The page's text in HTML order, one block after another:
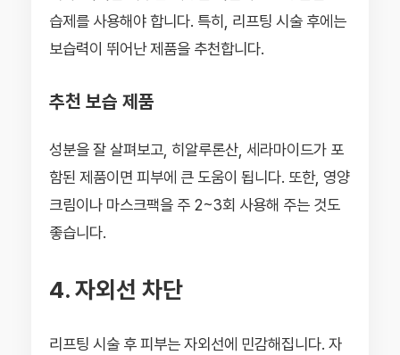
습제를 사용해야 합니다. 특히, 리프팅 시술 후에는
보습력이 뛰어난 제품을 추천합니다.
추천 보습 제품
성분을 잘 살펴보고, 히알루론산, 세라마이드가 포
함된 제품이면 피부에 큰 도움이 됩니다. 또한, 영양
크림이나 마스크팩을 주 2~3회 사용해 주는 것도
좋습니다.
4. 자외선 차단
리프팅 시술 후 피부는 자외선에 민감해집니다. 자